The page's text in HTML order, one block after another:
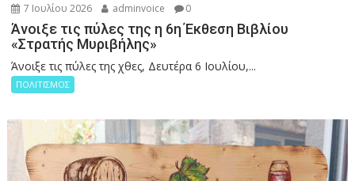
7 Ιουλίου 2026 adminvoice 0
Άνοιξε τις πύλες της η 6η Έκθεση Βιβλίου
«Στρατής Μυριβήλης»
Άνοιξε τις πύλες της χθες, Δευτέρα 6 Ιουλίου,...
ΠΟΛΙΤΙΣΜΟΣ